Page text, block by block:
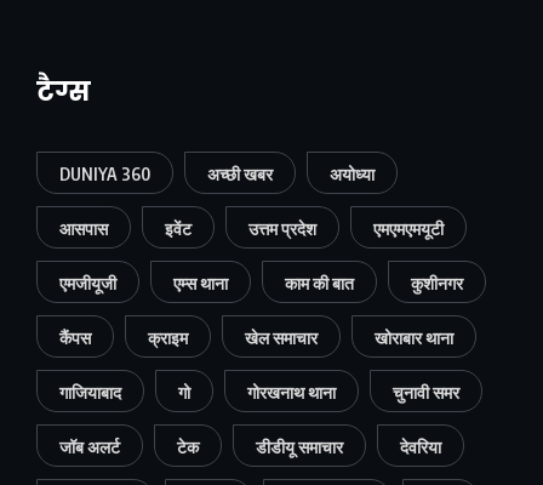
टैग्स
DUNIYA 360 अच्छी खबर अयोध्या
आसपास इवेंट उत्तम प्रदेश एमएमएमयूटी
एमजीयूजी एम्स थाना काम की बात कुशीनगर
कैंपस क्राइम खेल समाचार खोराबार थाना
गाजियाबाद गो गोरखनाथ थाना चुनावी समर
जॉब अलर्ट टेक डीडीयू समाचार देवरिया